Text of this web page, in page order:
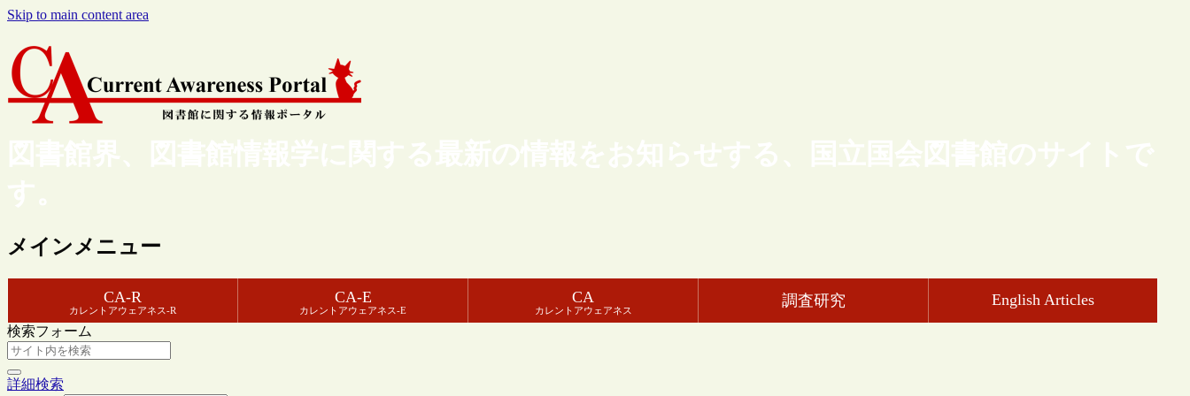
Skip to main content area
図書館界、図書館情報学に関する最新の情報をお知らせする、国立国会図書館のサイトで
す。
メインメニュー
CA-R
カレントアウェアネス-R
CA-E
カレントアウェアネス-E
CA
カレントアウェアネス
調査研究 English Articles
検索フォーム
詳細検索